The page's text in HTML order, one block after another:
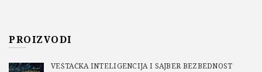
PROIZVODI
VEŠTAČKA INTELIGENCIJA I SAJBER BEZBEDNOST